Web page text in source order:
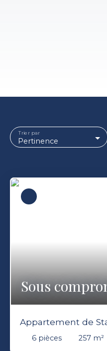
Pertinence
Trier par
Sous
Appartement de
257m2 au sol 187
6 pièces 257 m²